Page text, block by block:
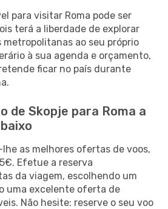
para visitar Roma pode ser
terá a liberdade de explorar
metropolitanas ao seu próprio
à sua agenda e orçamento,
ficar no país durante
de Skopje para Roma a
as melhores ofertas de voos,
Efetue a reserva
da viagem, escolhendo um
uma excelente oferta de
Não hesite: reserve o seu voo